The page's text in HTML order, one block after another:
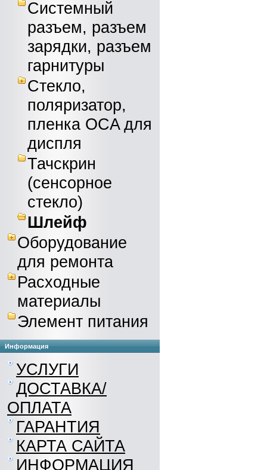
Системный
разъем, разъем
зарядки, разъем
гарнитуры
Стекло,
поляризатор,
пленка OCA для
диспля
Тачскрин
(сенсорное
стекло)
Шлейф
Оборудование
для ремонта
Расходные
материалы
Элемент питания
Информация
УСЛУГИ
ДОСТАВКА/
ОПЛАТА
ГАРАНТИЯ
КАРТА САЙТА
ИНФОРМАЦИЯ